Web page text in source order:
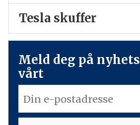
Tesla skuffer
Meld deg på
vårt